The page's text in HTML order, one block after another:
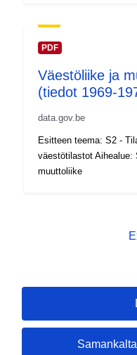
Ajallinen
kattavuus:
PDF
Väestöliike ja
(tiedot 1969-
data.gov.be
Esitteen teema: S2 -
väestötilastot
muuttoliike